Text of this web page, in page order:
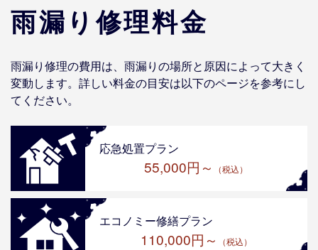
雨漏り修理料金
雨漏り修理の費用は、雨漏りの場所と原因によって大きく
変動します。詳しい料金の目安は以下のページを参考にし
てください。
応急処置プラン
55,000円～ （税込）
エコノミー修繕プラン
110,000円～ （税込）